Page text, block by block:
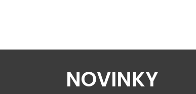
NOVINKY